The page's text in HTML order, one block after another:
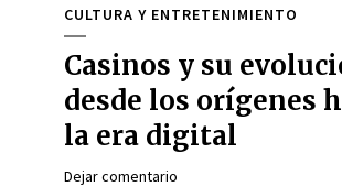
CULTURA Y ENTRETENIMIENTO
Casinos y su
desde los orígenes
la era digital
Dejar comentario